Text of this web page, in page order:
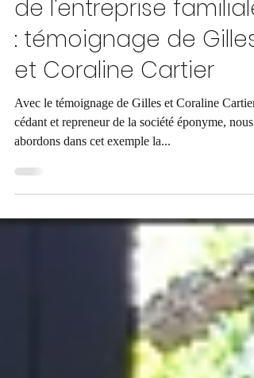
Faisabilité de la
transmission-reprise
de l'entreprise familiale
: témoignage de Gilles
et Coraline Cartier
Avec le témoignage de Gilles et Coraline Cartier,
cédant et repreneur de la société éponyme, nous